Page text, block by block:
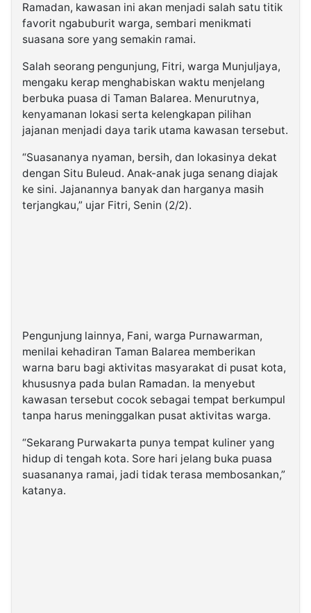
Ramadan, kawasan ini akan menjadi salah satu titik
favorit ngabuburit warga, sembari menikmati
suasana sore yang semakin ramai.
Salah seorang pengunjung, Fitri, warga Munjuljaya,
mengaku kerap menghabiskan waktu menjelang
berbuka puasa di Taman Balarea. Menurutnya,
kenyamanan lokasi serta kelengkapan pilihan
jajanan menjadi daya tarik utama kawasan tersebut.
“Suasananya nyaman, bersih, dan lokasinya dekat
dengan Situ Buleud. Anak-anak juga senang diajak
ke sini. Jajanannya banyak dan harganya masih
terjangkau,” ujar Fitri, Senin (2/2).
Pengunjung lainnya, Fani, warga Purnawarman,
menilai kehadiran Taman Balarea memberikan
warna baru bagi aktivitas masyarakat di pusat kota,
khususnya pada bulan Ramadan. Ia menyebut
kawasan tersebut cocok sebagai tempat berkumpul
tanpa harus meninggalkan pusat aktivitas warga.
“Sekarang Purwakarta punya tempat kuliner yang
hidup di tengah kota. Sore hari jelang buka puasa
suasananya ramai, jadi tidak terasa membosankan,”
katanya.